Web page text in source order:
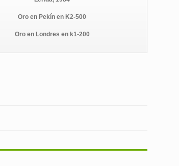
Oro en Pekín en K2-500
Oro en Londres en k1-200